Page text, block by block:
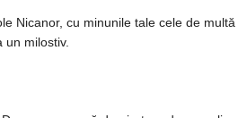
Nicanor, cu minunile tale cele de
un milostiv.